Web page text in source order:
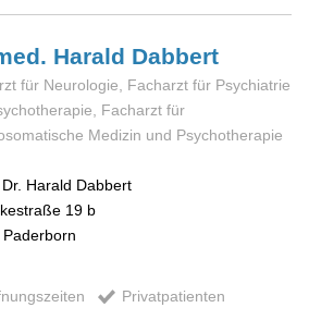
Harald Dabbert
für Neurologie, Facharzt für Psychiatrie
Facharzt für
Medizin und Psychotherapie
Harald Dabbert
19 b
Paderborn
Privatpatienten